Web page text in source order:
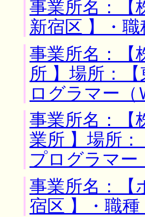
事業所名：
新宿区 】・
事業所名：
所 】場所：
ログラマー
事業所名：
業所 】場所
プログラマ
事業所名：
宿区 】・職